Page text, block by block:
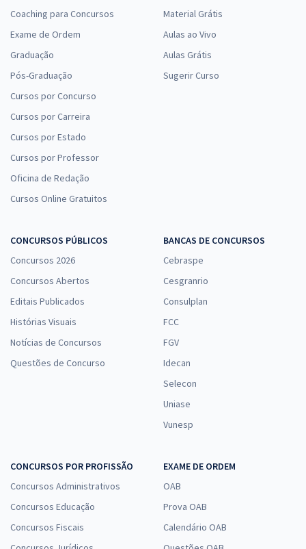
Coaching para Concursos
Exame de Ordem
Graduação
Pós-Graduação
Cursos por Concurso
Cursos por Carreira
Cursos por Estado
Cursos por Professor
Oficina de Redação
Cursos Online Gratuitos
Material Grátis
Aulas ao Vivo
Aulas Grátis
Sugerir Curso
CONCURSOS PÚBLICOS
Concursos 2026
Concursos Abertos
Editais Publicados
Histórias Visuais
Notícias de Concursos
Questões de Concurso
BANCAS DE CONCURSOS
Cebraspe
Cesgranrio
Consulplan
FCC
FGV
Idecan
Selecon
Uniase
Vunesp
CONCURSOS POR PROFISSÃO
Concursos Administrativos
Concursos Educação
Concursos Fiscais
EXAME DE ORDEM
OAB
Prova OAB
Calendário OAB